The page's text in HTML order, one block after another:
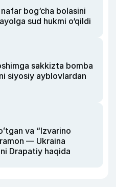
bog‘cha bolasini
sud hukmi o‘qildi
sakkizta bomba
siyosiy ayblovlardan
va “Izvarino
— Ukraina
Drapatiy haqida